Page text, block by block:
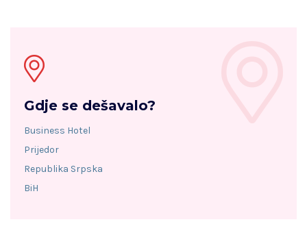
Gdje se dešavalo?
Business Hotel
Prijedor
Republika Srpska
BiH